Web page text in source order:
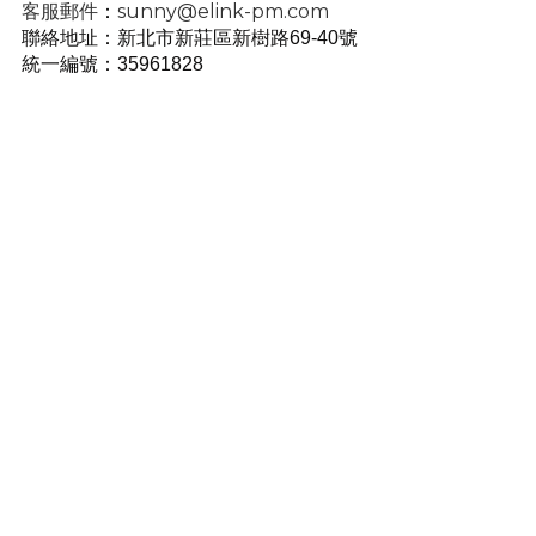
客服郵件 ： sunny@elink-pm.com
聯絡地址：新北市新莊區新樹路69-40號
統一編號 ：35961828